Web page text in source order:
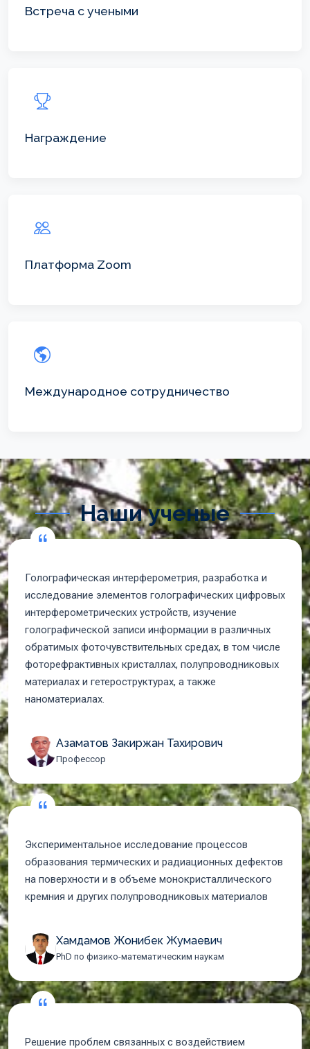
Встреча с учеными
Награждение
Платформа Zoom
Международное сотрудничество
Наши ученые
Голографическая интерферометрия, разработка и
исследование элементов голографических цифровых
интерферометрических устройств, изучение
голографической записи информации в различных
обратимых фоточувствительных средах, в том числе
фоторефрактивных кристаллах, полупроводниковых
материалах и гетероструктурах, а также
наноматериалах.
Азаматов Закиржан Тахирович
Профессор
Экспериментальное исследование процессов
образования термических и радиационных дефектов
на поверхности и в объеме монокристаллического
кремния и других полупроводниковых материалов
Хамдамов Жонибек Жумаевич
PhD по физико-математическим наукам
Решение проблем связанных с воздействием